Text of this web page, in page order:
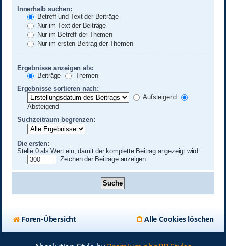
Innerhalb suchen:
Betreff und Text der Beiträge
Nur im Text der Beiträge
Nur im Betreff der Themen
Nur im ersten Beitrag der Themen
Ergebnisse anzeigen als:
Beiträge
Themen
Ergebnisse sortieren nach:
Aufsteigend
Absteigend
Suchzeitraum begrenzen:
Die ersten:
Stelle 0 als Wert ein, damit der komplette Beitrag angezeigt wird.
Zeichen der Beiträge anzeigen
Foren-Übersicht Alle Cookies löschen